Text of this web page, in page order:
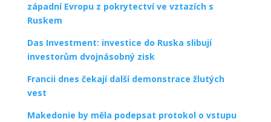
západní Evropu z pokrytectví ve vztazích s
Ruskem
Das Investment: investice do Ruska slibují
investorům dvojnásobný zisk
Francii dnes čekají další demonstrace žlutých
vest
Makedonie by měla podepsat protokol o vstupu